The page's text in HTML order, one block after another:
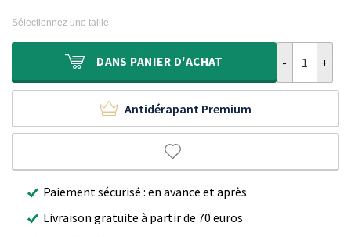
700,00 €.
389,90 €.
Sélectionnez une taille
DANS PANIER D'ACHAT
Antidérapant Premium
Paiement sécurisé : en avance et après
Livraison gratuite à partir de 70 euros